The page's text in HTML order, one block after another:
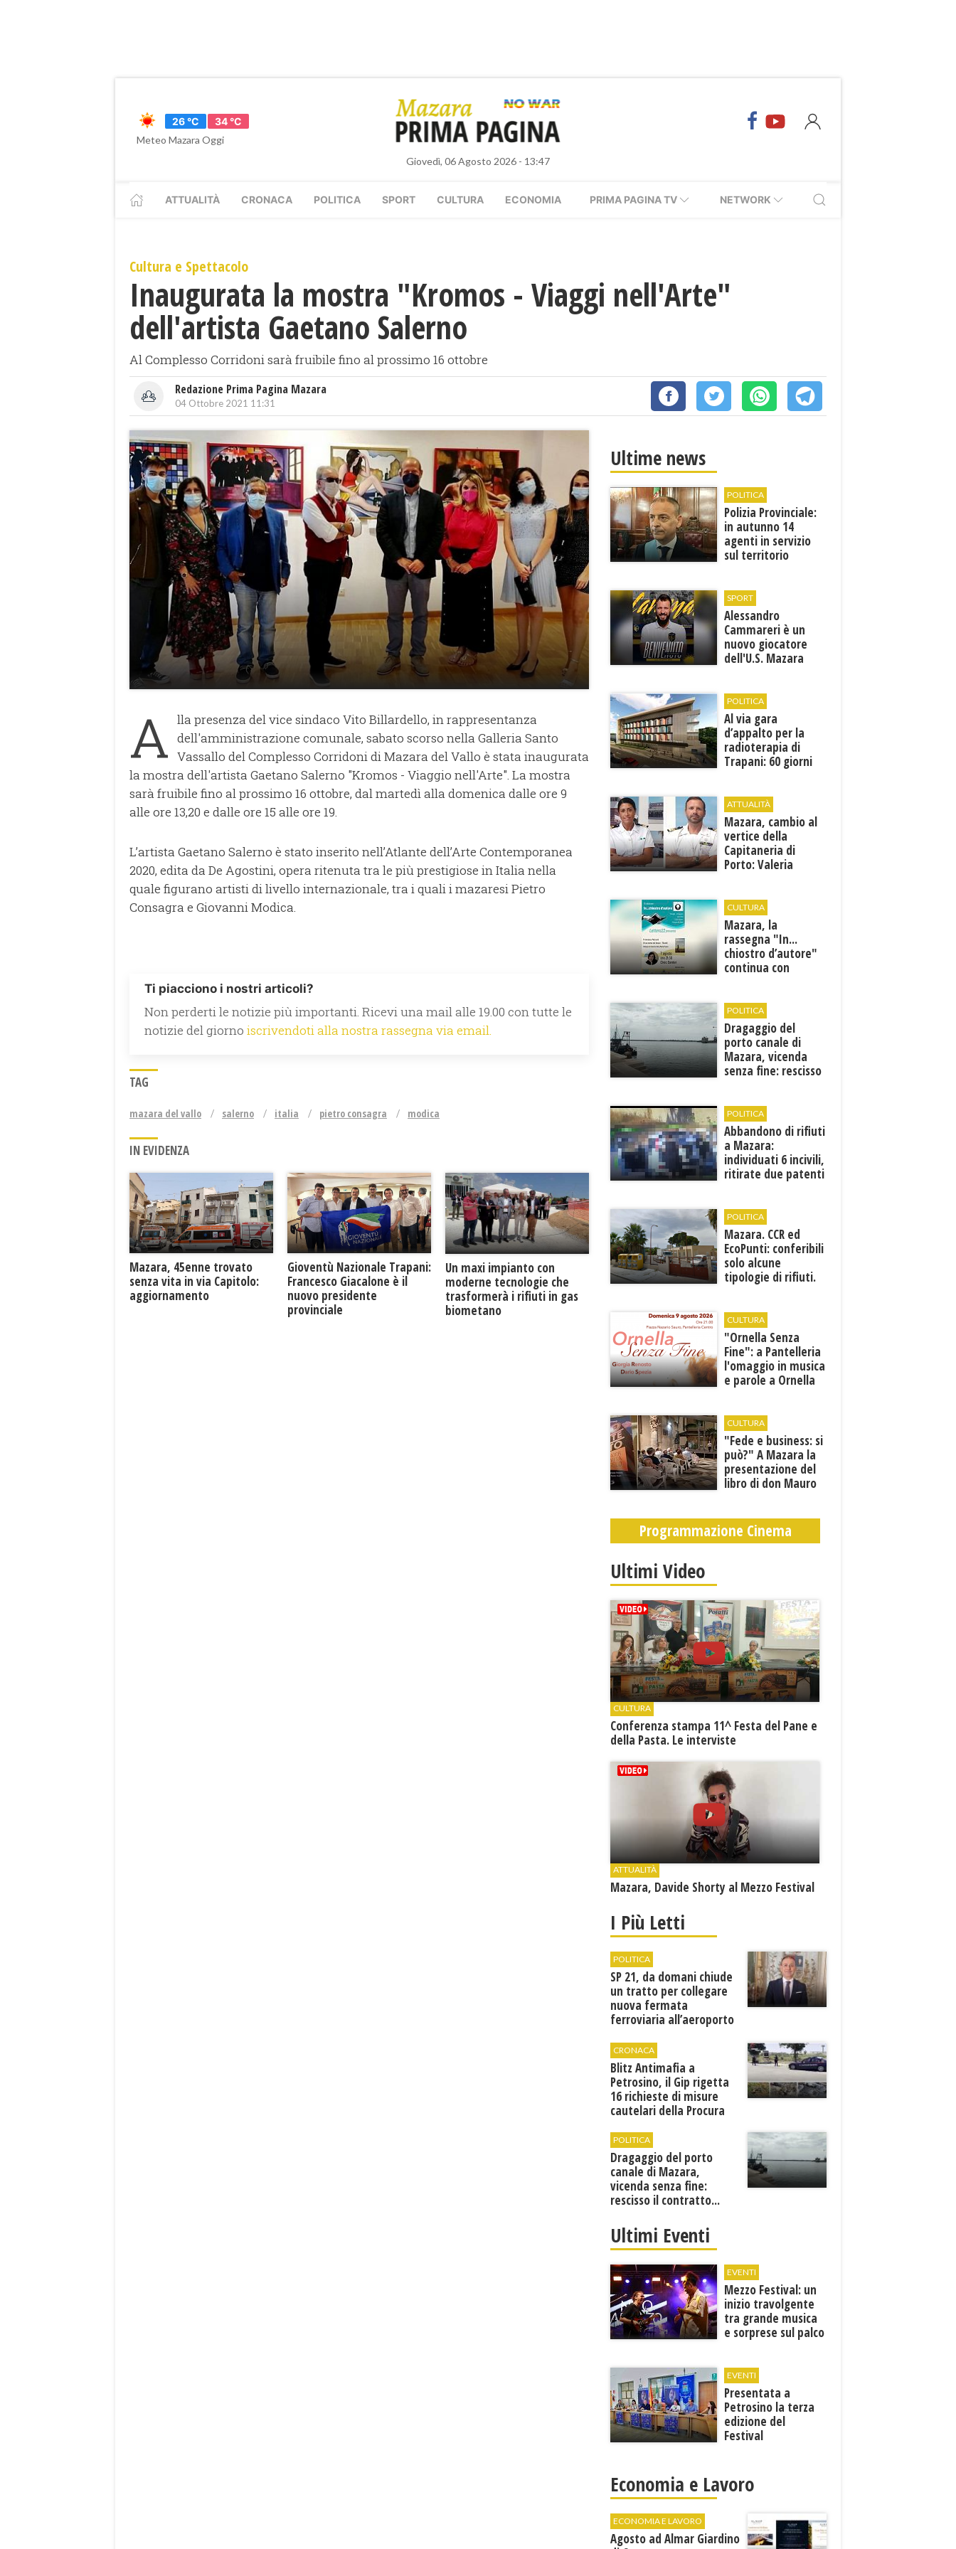
26 °C
34 °C
Meteo Mazara Oggi
Giovedì, 06 Agosto 2026 - 13:47
ATTUALITÀ CRONACA POLITICA SPORT CULTURA ECONOMIA PRIMA PAGINA TV NETWORK
Cultura e Spettacolo
Inaugurata la mostra "Kromos - Viaggi nell'Arte"
dell'artista Gaetano Salerno
Al Complesso Corridoni sarà fruibile fino al prossimo 16 ottobre
Redazione Prima Pagina Mazara
04 Ottobre 2021 11:31
A lla presenza del vice sindaco Vito Billardello, in rappresentanza
dell'amministrazione comunale, sabato scorso nella Galleria Santo
Vassallo del Complesso Corridoni di Mazara del Vallo è stata inaugurata
la mostra dell'artista Gaetano Salerno "Kromos - Viaggio nell'Arte". La mostra
sarà fruibile fino al prossimo 16 ottobre, dal martedì alla domenica dalle ore 9
alle ore 13,20 e dalle ore 15 alle ore 19.
L’artista Gaetano Salerno è stato inserito nell’Atlante dell’Arte Contemporanea
2020, edita da De Agostini, opera ritenuta tra le più prestigiose in Italia nella
quale figurano artisti di livello internazionale, tra i quali i mazaresi Pietro
Consagra e Giovanni Modica.
Ti piacciono i nostri articoli?
Non perderti le notizie più importanti. Ricevi una mail alle 19.00 con tutte le
notizie del giorno iscrivendoti alla nostra rassegna via email.
TAG
mazara del vallo salerno italia pietro consagra modica
IN EVIDENZA
Mazara, 45enne trovato
senza vita in via Capitolo:
aggiornamento
Gioventù Nazionale Trapani:
Francesco Giacalone è il
nuovo presidente
provinciale
Un maxi impianto con
moderne tecnologie che
trasformerà i rifiuti in gas
biometano
Ultime news
POLITICA
Polizia Provinciale:
in autunno 14
agenti in servizio
sul territorio
SPORT
Alessandro
Cammareri è un
nuovo giocatore
dell'U.S. Mazara
POLITICA
Al via gara
d’appalto per la
radioterapia di
Trapani: 60 giorni
ATTUALITÀ
Mazara, cambio al
vertice della
Capitaneria di
Porto: Valeria
CULTURA
Mazara, la
rassegna "In...
chiostro d’autore"
continua con
POLITICA
Dragaggio del
porto canale di
Mazara, vicenda
senza fine: rescisso
POLITICA
Abbandono di rifiuti
a Mazara:
individuati 6 incivili,
ritirate due patenti
POLITICA
Mazara. CCR ed
EcoPunti: conferibili
solo alcune
tipologie di rifiuti.
CULTURA
​"Ornella Senza
Fine": a Pantelleria
l'omaggio in musica
e parole a Ornella
CULTURA
"Fede e business: si
può?" A Mazara la
presentazione del
libro di don Mauro
Programmazione Cinema
Ultimi Video
CULTURA
Conferenza stampa 11^ Festa del Pane e
della Pasta. Le interviste
ATTUALITÀ
Mazara, Davide Shorty al Mezzo Festival
I Più Letti
POLITICA
SP 21, da domani chiude
un tratto per collegare
nuova fermata
ferroviaria all’aeroporto
CRONACA
Blitz Antimafia a
Petrosino, il Gip rigetta
16 richieste di misure
cautelari della Procura
POLITICA
Dragaggio del porto
canale di Mazara,
vicenda senza fine:
rescisso il contratto...
Ultimi Eventi
EVENTI
Mezzo Festival: un
inizio travolgente
tra grande musica
e sorprese sul palco
EVENTI
Presentata a
Petrosino la terza
edizione del
Festival
"Voci dal
Mediterraneo"
Economia e Lavoro
ECONOMIA E LAVORO
Agosto ad Almar Giardino